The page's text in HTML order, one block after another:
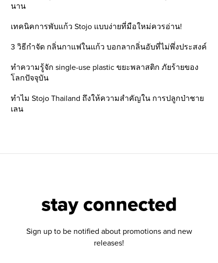
นาน
เทคนิคการพับแก้ว Stojo แบบง่ายที่มือใหม่ควรอ่าน!
3 วิธีกำจัด กลิ่นกาแฟในแก้ว บอกลากลิ่นอับที่ไม่พึ่งประสงค์
ทำความรู้จัก single-use plastic ขยะพลาสติก ภัยร้ายของ
โลกปัจจุบัน
ทำไม Stojo Thailand ถึงให้ความสำคัญใน การปลูกป่าชาย
เลน
stay connected
Sign up to be notified about promotions and new
releases!